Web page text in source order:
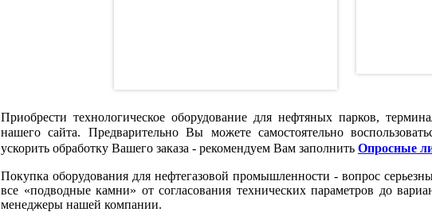
Приобрести технологическое оборудование для нефтяных парков,
нашего сайта. Предварительно Вы можете самостоятельно
ускорить обработку Вашего заказа - рекомендуем Вам заполнить Опросные
Покупка оборудования для нефтегазовой промышленности - вопрос
все «подводные камни» от согласования технических параметров до
менеджеры нашей компании.